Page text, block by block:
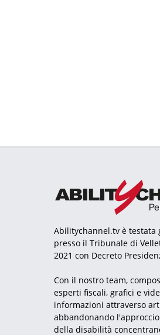
Abilitychannel.tv è testata
presso il Tribunale di
2021 con Decreto
Con il nostro team,
esperti fiscali, grafici e
informazioni attraverso
abbandonando
della disabilità